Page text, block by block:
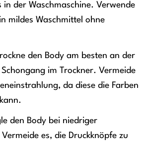
in der Waschmaschine. Verwende
mildes Waschmittel ohne
den Body am besten an der
im Trockner. Vermeide
da diese die Farben
den Body bei niedriger
es, die Druckknöpfe zu